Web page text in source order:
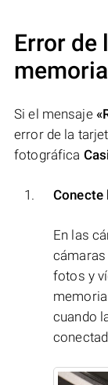
Error de
memoria
Si el mensaje
error de la
fotográfica
Conecte
En las
cámaras
fotos y
cuando